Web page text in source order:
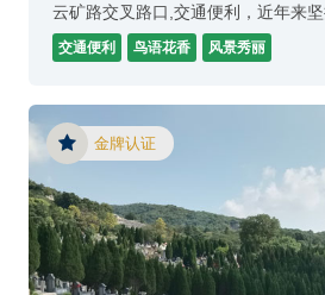
云矿路交叉路口,交通便利，近年来坚
经济,实行多业并举,逐步走出了经营
交通便利 鸟语花香 风景秀丽
金牌认证